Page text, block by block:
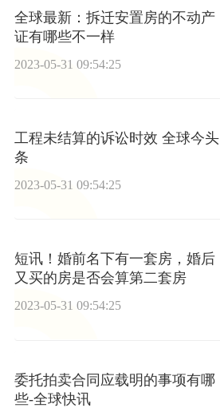
全球最新：拆迁安置房的不动产
证有哪些不一样
2023-05-31 09:54:25
工程未结算的诉讼时效 全球今头
条
2023-05-31 09:54:25
短讯！婚前名下有一套房，婚后
又买的房是否会算第二套房
2023-05-31 09:54:25
委托拍卖合同应载明的事项有哪
些-全球快讯